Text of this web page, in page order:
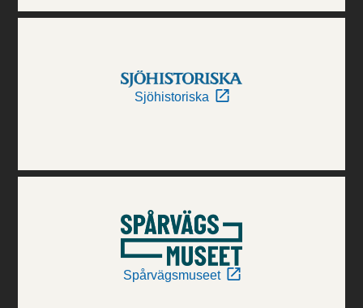
Sjöhistoriska
Spårvägsmuseet